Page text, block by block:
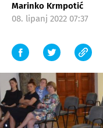
Marinko Krmpotić
08. lipanj 2022 07:37